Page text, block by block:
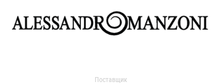
Поставщик